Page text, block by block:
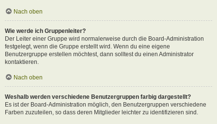
Nach oben
Wie werde ich Gruppenleiter?
Der Leiter einer Gruppe wird normalerweise durch die Board-Administration
festgelegt, wenn die Gruppe erstellt wird. Wenn du eine eigene
Benutzergruppe erstellen möchtest, dann solltest du einen Administrator
kontaktieren.
Nach oben
Weshalb werden verschiedene Benutzergruppen farbig dargestellt?
Es ist der Board-Administration möglich, den Benutzergruppen verschiedene
Farben zuzuteilen, so dass deren Mitglieder leichter zu identifizieren sind.